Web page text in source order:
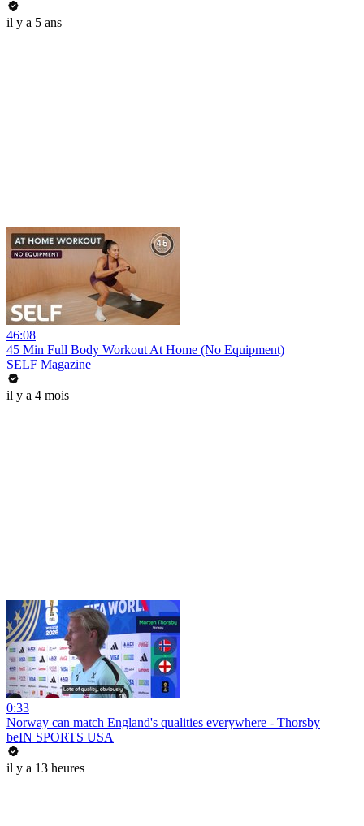
il y a 5 ans
46:08
45 Min Full Body Workout At Home (No Equipment)
SELF Magazine
il y a 4 mois
0:33
Norway can match England's qualities everywhere - Thorsby
beIN SPORTS USA
il y a 13 heures